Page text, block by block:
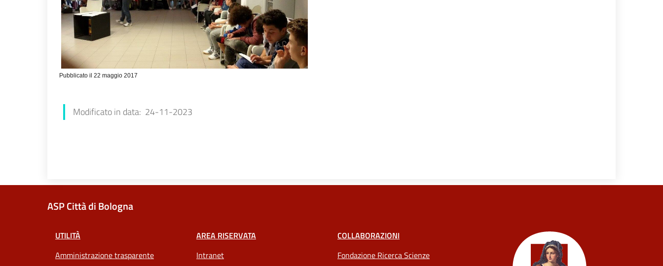
Pubblicato il 22 maggio 2017
Modificato in data: 24-11-2023
ASP Città di Bologna
UTILITÀ
Amministrazione trasparente
AREA RISERVATA
Intranet
COLLABORAZIONI
Fondazione Ricerca Scienze